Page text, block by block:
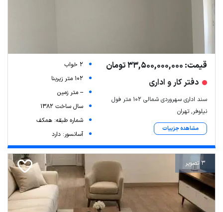
قیمت: 33,500,000,000 تومان
دفتر کار و اداری
سند اداری سهروردی شمالی ۱۰۲ متر فول
نیلوفر, تهران
مشاهده جزییات
2 خواب
102 متر زیربنا
-- متر زمین
سال ساخت 1382
شماره طبقه: همکف
آسانسور: دارد
3 تصویر